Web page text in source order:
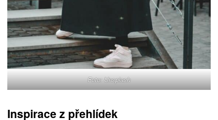
Foto: Unsplash
Inspirace z přehlídek